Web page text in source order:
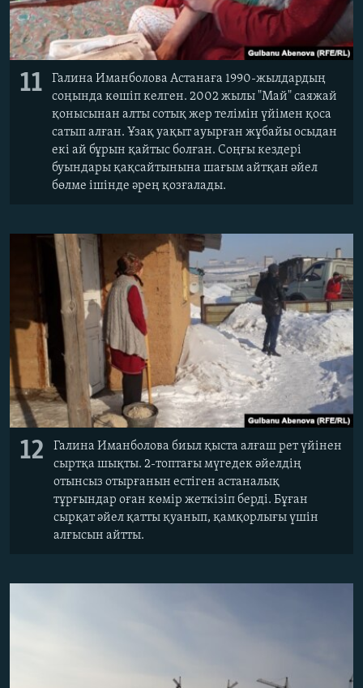
11
Галина Иманболова Астанаға 1990-жылдардың
соңында көшіп келген. 2002 жылы "Май" саяжай
қонысынан алты сотық жер телімін үйімен қоса
сатып алған. Ұзақ уақыт ауырған жұбайы осыдан
екі ай бұрын қайтыс болған. Соңғы кездері
буындары қақсайтынына шағым айтқан әйел
бөлме ішінде әрең қозғалады.
12
Галина Иманболова биыл қыста алғаш рет үйінен
сыртқа шықты. 2-топтағы мүгедек әйелдің
отынсыз отырғанын естіген астаналық
тұрғындар оған көмір жеткізіп берді. Бұған
сырқат әйел қатты қуанып, қамқорлығы үшін
алғысын айтты.